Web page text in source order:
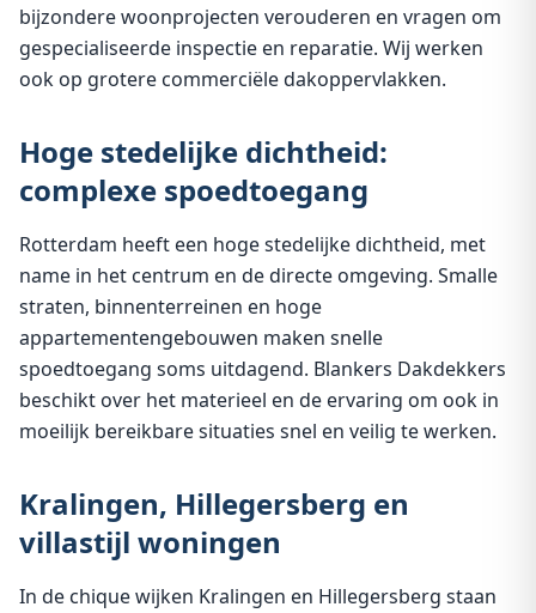
bijzondere woonprojecten verouderen en vragen om
gespecialiseerde inspectie en reparatie. Wij werken
ook op grotere commerciële dakoppervlakken.
Hoge stedelijke dichtheid:
complexe spoedtoegang
Rotterdam heeft een hoge stedelijke dichtheid, met
name in het centrum en de directe omgeving. Smalle
straten, binnenterreinen en hoge
appartementengebouwen maken snelle
spoedtoegang soms uitdagend. Blankers Dakdekkers
beschikt over het materieel en de ervaring om ook in
moeilijk bereikbare situaties snel en veilig te werken.
Kralingen, Hillegersberg en
villastijl woningen
In de chique wijken Kralingen en Hillegersberg staan